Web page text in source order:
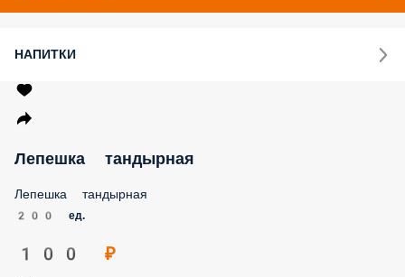
НАПИТКИ
Лепешка тандырная
Лепешка тандырная
200 ед.
100 ₽